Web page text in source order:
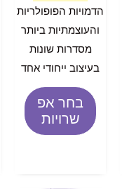
הדמויות הפופולריות
והעוצמתיות ביותר
מסדרות שונות
בעיצוב ייחודי אחד
בחר אפ
שרויות